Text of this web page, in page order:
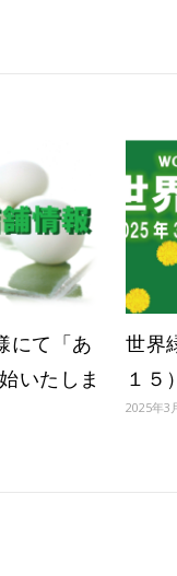
にて「あ
いたしま
世界
１５
2025年3